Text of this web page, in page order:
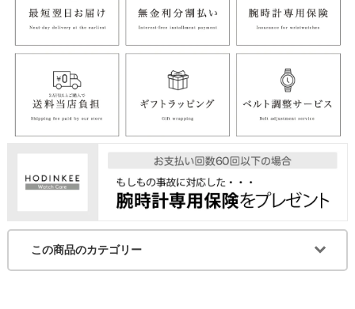
この商品のカテゴリー